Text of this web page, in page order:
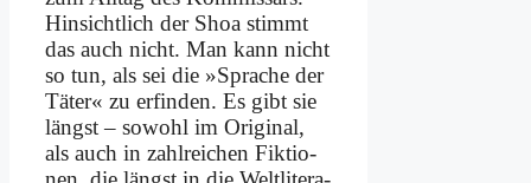
Hin­sicht­lich der Shoa stimmt
das auch nicht. Man kann nicht
so tun, als sei die »Spra­che der
Tä­ter« zu er­fin­den. Es gibt sie
längst – so­wohl im Ori­gi­nal,
als auch in zahl­rei­chen Fik­tio­